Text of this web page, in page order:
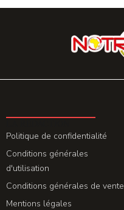
Politique de confidentialité
Conditions générales
d'utilisation
Conditions générales de vente
Mentions légales